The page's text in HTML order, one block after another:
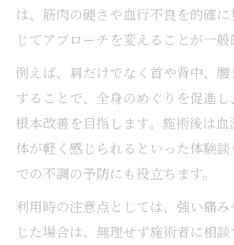
は、筋肉の硬さや血行不良を的確
じてアプローチを変えることが一般
例えば、肩だけでなく首や背中、
することで、全身のめぐりを促進
根本改善を目指します。施術後は
体が軽く感じられるといった体験
での不調の予防にも役立ちます。
利用時の注意点としては、強い痛
じた場合は、無理せず施術者に相